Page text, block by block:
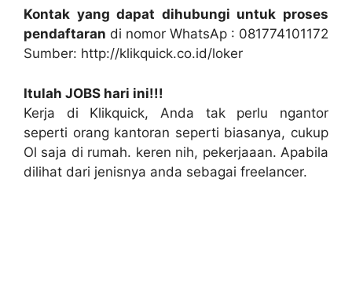
Kontak yang dapat dihubungi untuk proses
pendaftaran di nomor WhatsAp : 081774101172
Sumber: http://klikquick.co.id/loker
Itulah JOBS hari ini!!!
Kerja di Klikquick, Anda tak perlu ngantor
seperti orang kantoran seperti biasanya, cukup
Ol saja di rumah. keren nih, pekerjaaan. Apabila
dilihat dari jenisnya anda sebagai freelancer.